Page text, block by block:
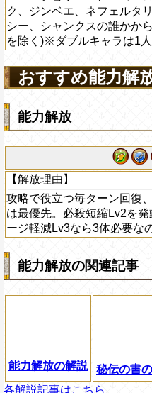
上限突破
靭か斬撃タイプキャラの時
ー」になり敵の状態異常
間敵全体の被ダメージを
上限突破
の自分の必殺ターンは短縮
Lv上限突破
ク、ジンベエ、ネフェルタ
シー、シャンクスの誰かか
を除く)※ダブルキャラは1
おすすめ能力解
能力解放
【解放理由】
攻略で役立つ毎ターン回復
は最優先。必殺短縮Lv2を
ージ軽減Lv3なら3体必要な
能力解放の関連記事
能力解放の解説
秘伝の書
各解説記事はこちら